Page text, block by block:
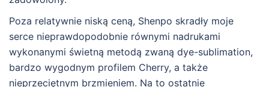
Poza relatywnie niską ceną, Shenpo skradły moje
serce nieprawdopodobnie równymi nadrukami
wykonanymi świetną metodą zwaną dye-sublimation,
bardzo wygodnym profilem Cherry, a także
nieprzeciętnym brzmieniem. Na to ostatnie